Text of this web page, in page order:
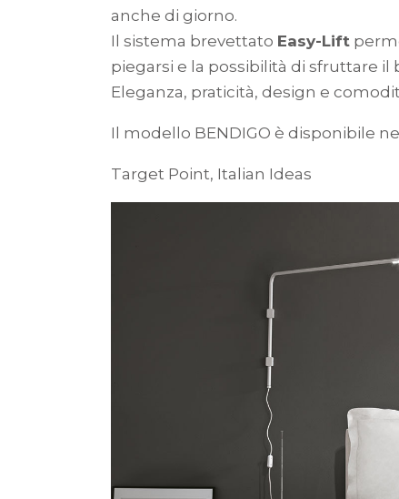
anche di giorno.
Il sistema brevettato Easy-Lift
piegarsi e la possibilità di sfruttare
Eleganza, praticità, design e
Il modello BENDIGO è disponibile
Target Point, Italian Ideas